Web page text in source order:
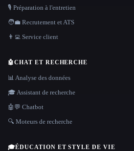
🎙️ Préparation à l'entretien
🧑‍💼 Recrutement et ATS
👨‍💻 Service client
🤖CHAT ET RECHERCHE
📊 Analyse des données
🎓 Assistant de recherche
🤖💬 Chatbot
🔍 Moteurs de recherche
🎓ÉDUCATION ET STYLE DE VIE